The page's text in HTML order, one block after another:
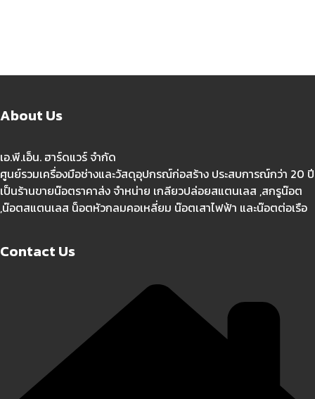
About Us
เอ.พี.เอ็น. ฮาร์ดแวร์ จำกัด
ศูนย์รวมเครื่องมือช่างและวัสดุอุปกรณ์ก่อสร้าง ประสบการณ์กว่า 20 ปี
เป็นร้านขายน๊อตราคาส่ง จำหน่าย เกลียวปล่อยสแตนเลส ,สกรูน๊อต
,น๊อตสแตนเลส น็อตหัวกลมคอเหลี่ยม น๊อตเสาไฟฟ้า และน๊อตต่อเรือ
Contact Us